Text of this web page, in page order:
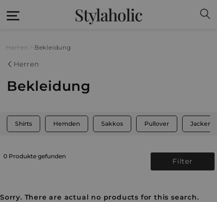
Stylaholic
Herren Bekleidung
Herren
Bekleidung
Shirts Hemden Sakkos Pullover Jacken
0 Produkte gefunden
Filter
Sorry. There are actual no products for this search.